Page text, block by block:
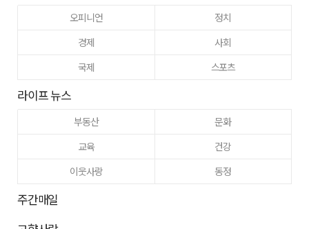
오피니언
정치
경제
사회
국제
스포츠
라이프 뉴스
부동산
문화
교육
건강
이웃사랑
동정
주간매일